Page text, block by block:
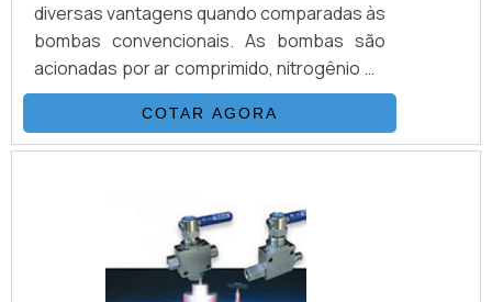
diversas vantagens quando comparadas às
bombas convencionais. As bombas são
acionadas por ar comprimido, nitrogênio ou
manualmente e não precisa de combustão
para funcionar. De fácil instalação, as
bombas operam sem qualquer
sem lubrificação contínua. Mantêm a
pressão sem qualquer consumo extra de
energia. A configuração do equipamento é
fácil e são ideias para aplicação em áreas.
COTAR AGORA